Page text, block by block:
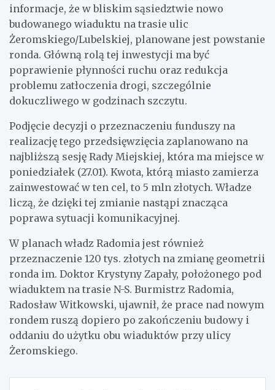
informacje, że w bliskim sąsiedztwie nowo
budowanego wiaduktu na trasie ulic
Żeromskiego/Lubelskiej, planowane jest powstanie
ronda. Główną rolą tej inwestycji ma być
poprawienie płynności ruchu oraz redukcja
problemu zatłoczenia drogi, szczególnie
dokuczliwego w godzinach szczytu.
Podjęcie decyzji o przeznaczeniu funduszy na
realizację tego przedsięwzięcia zaplanowano na
najbliższą sesję Rady Miejskiej, która ma miejsce w
poniedziałek (27.01). Kwota, którą miasto zamierza
zainwestować w ten cel, to 5 mln złotych. Władze
liczą, że dzięki tej zmianie nastąpi znacząca
poprawa sytuacji komunikacyjnej.
W planach władz Radomia jest również
przeznaczenie 120 tys. złotych na zmianę geometrii
ronda im. Doktor Krystyny Zapały, położonego pod
wiaduktem na trasie N-S. Burmistrz Radomia,
Radosław Witkowski, ujawnił, że prace nad nowym
rondem ruszą dopiero po zakończeniu budowy i
oddaniu do użytku obu wiaduktów przy ulicy
Żeromskiego.